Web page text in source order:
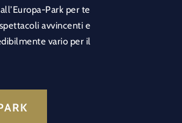
Park per te
avvincenti e
vario per il